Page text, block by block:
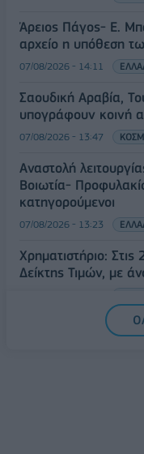
Άρειος Πάγος- Ε.
αρχείο η υπόθεση
07/08/2026 - 14:11
Σαουδική Αραβία,
υπογράφουν κοινή
07/08/2026 - 13:47
Αναστολή
Βοιωτία-
κατηγορούμενοι
07/08/2026 - 13:23
Χρηματιστήριο:
Δείκτης Τιμών, με